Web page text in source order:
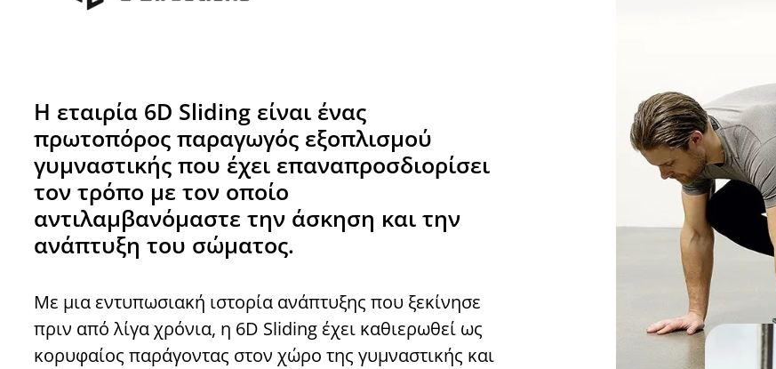
Η εταιρία 6D Sliding είναι ένας
πρωτοπόρος παραγωγός εξοπλισμού
γυμναστικής που έχει επαναπροσδιορίσει
τον τρόπο με τον οποίο
αντιλαμβανόμαστε την άσκηση και την
ανάπτυξη του σώματος.
Με μια εντυπωσιακή ιστορία ανάπτυξης που ξεκίνησε
πριν από λίγα χρόνια, η 6D Sliding έχει καθιερωθεί ως
κορυφαίος παράγοντας στον χώρο της γυμναστικής και